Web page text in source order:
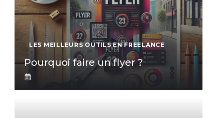
LES MEILLEURS OUTILS EN FREELANCE
Pourquoi faire un flyer ?